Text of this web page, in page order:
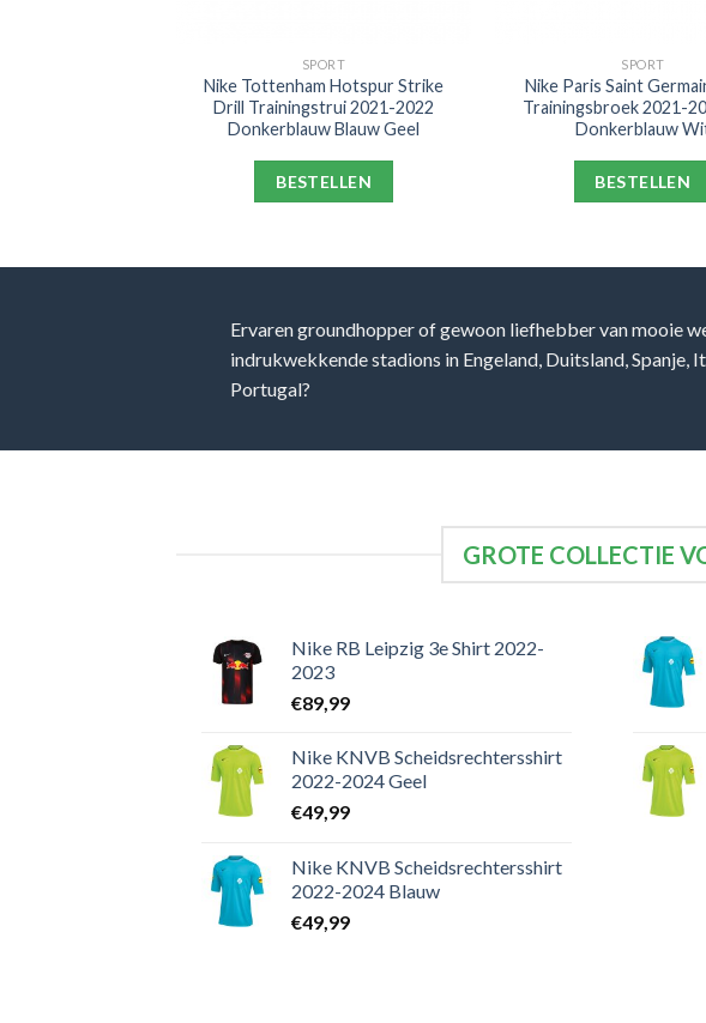
SPORT
Nike Tottenham Hotspur Strike
Drill Trainingstrui 2021-2022
Donkerblauw Blauw Geel
BESTELLEN
SPORT
Nike Paris Saint
Trainingsbroek 2021-
Donkerblauw
BESTELLEN
Ervaren groundhopper of gewoon liefhebber van mooie
indrukwekkende stadions in Engeland, Duitsland, Spanje,
Portugal?
GROTE COLLECTIE
Nike RB Leipzig 3e Shirt 2022-
2023
€89,99
Nike KNVB Scheidsrechtersshirt
2022-2024 Geel
€49,99
Nike KNVB Scheidsrechtersshirt
2022-2024 Blauw
€49,99